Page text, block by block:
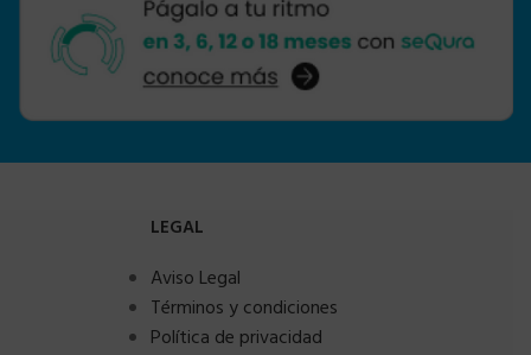
LEGAL
Aviso Legal
Términos y condiciones
Política de privacidad